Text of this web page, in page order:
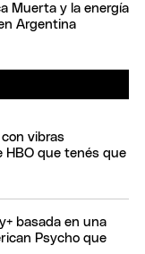
Muerta y la energía
Argentina
vibras
HBO que tenés que
basada en una
Psycho que